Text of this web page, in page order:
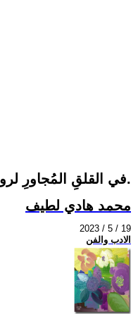
في القلقِ المُجاورِ لروحي بيتٌ صغيرٌ من نسيانٍ قديم.
محمد هادي لطيف
2023 / 5 / 19
الادب والفن